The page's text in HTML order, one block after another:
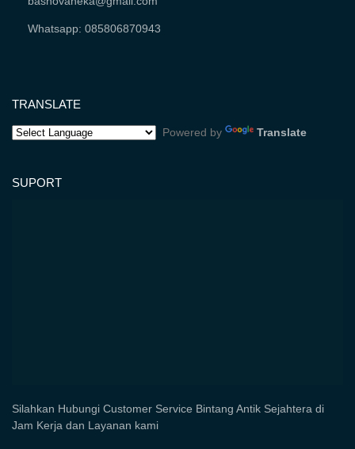
Whatsapp: 085806870943
TRANSLATE
Powered by Translate
SUPORT
Silahkan Hubungi Customer Service Bintang Antik Sejahtera di
Jam Kerja dan Layanan kami